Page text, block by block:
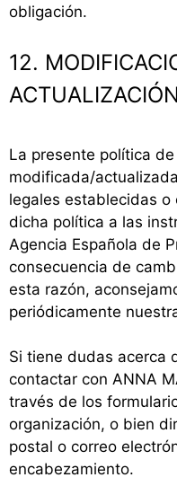
obligación.
12.
ACTUALIZACIÓN
La presente política
modificada/
legales establecidas
dicha política a las
Agencia Española de
consecuencia de
esta razón,
periódicamente
Si tiene dudas acerca
contactar con ANNA
través de los
organización, o bien
postal o correo
encabezamiento.